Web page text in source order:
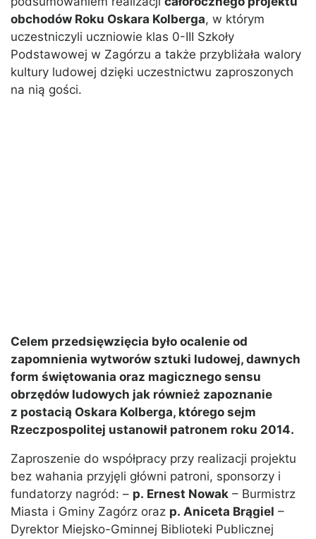
obchodów Roku Oskara Kolberga, w którym
uczestniczyli uczniowie klas 0-III Szkoły
Podstawowej w Zagórzu a także przybliżała walory
kultury ludowej dzięki uczestnictwu zaproszonych
na nią gości.
Celem przedsięwzięcia było ocalenie od
zapomnienia wytworów sztuki ludowej, dawnych
form świętowania oraz magicznego sensu
obrzędów ludowych jak również zapoznanie
z postacią Oskara Kolberga, którego sejm
Rzeczpospolitej ustanowił patronem roku 2014.
Zaproszenie do współpracy przy realizacji projektu
bez wahania przyjęli główni patroni, sponsorzy i
fundatorzy nagród: – p. Ernest Nowak – Burmistrz
Miasta i Gminy Zagórz oraz p. Aniceta Brągiel –
Dyrektor Miejsko-Gminnej Biblioteki Publicznej